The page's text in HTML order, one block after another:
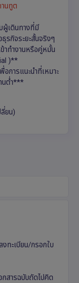
นทูต
ผู้เดินทางที่มี
รกิจระยะสั้นจริงๆ
าทำงานหรือคู่หมั้น
)**
การแนะนำที่เหมาะ
นต่ำ***
ยน)
ทะเบียน/กรอกใบ
กสารฉบับถัดไปคิด